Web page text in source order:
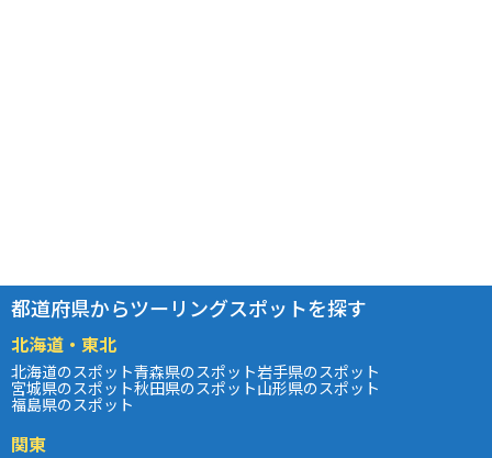
都道府県からツーリングスポットを探す
北海道・東北
北海道のスポット青森県のスポット岩手県のスポット
宮城県のスポット秋田県のスポット山形県のスポット
福島県のスポット
関東